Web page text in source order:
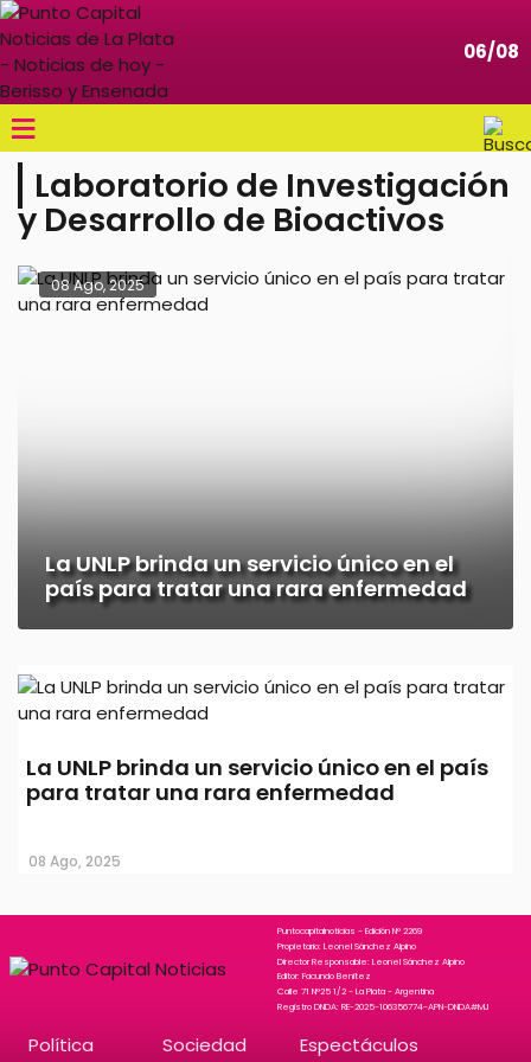
06/08
≡
Laboratorio de Investigación
y Desarrollo de Bioactivos
08 Ago, 2025
La UNLP brinda un servicio único en el
país para tratar una rara enfermedad
La UNLP brinda un servicio único en el país
para tratar una rara enfermedad
08 Ago, 2025
Puntocapitalnoticias - Edición N° 2269
Propietario: Leonel Sánchez Alpino
Director Responsable: Leonel Sánchez Alpino
Editor: Facundo Benitez
Calle 71 N°25 1/2 - La Plata - Argentina
Registro DNDA: RE-2025-106356774-APN-DNDA#MJ
Política
Sociedad
Espectáculos